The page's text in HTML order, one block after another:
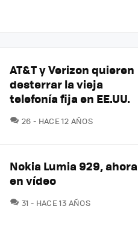
AT&T y Verizon quieren
desterrar la vieja
telefonía fija en EE.UU.
26 COMENTARIOS
HACE 12 AÑOS
Nokia Lumia 929, ahora
en vídeo
31 COMENTARIOS
HACE 13 AÑOS